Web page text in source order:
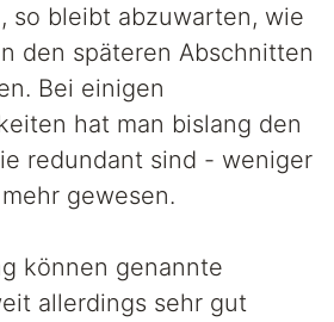
so bleibt abzuwarten, wie
den späteren Abschnitten
Bei einigen
hat man bislang den
redundant sind - weniger
gewesen.
können genannte
allerdings sehr gut